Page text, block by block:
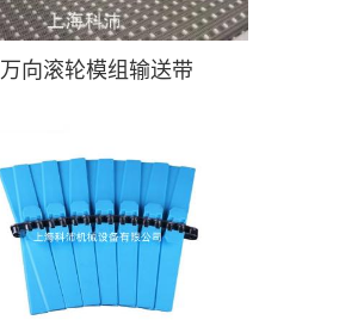
万向滚轮模组输送带